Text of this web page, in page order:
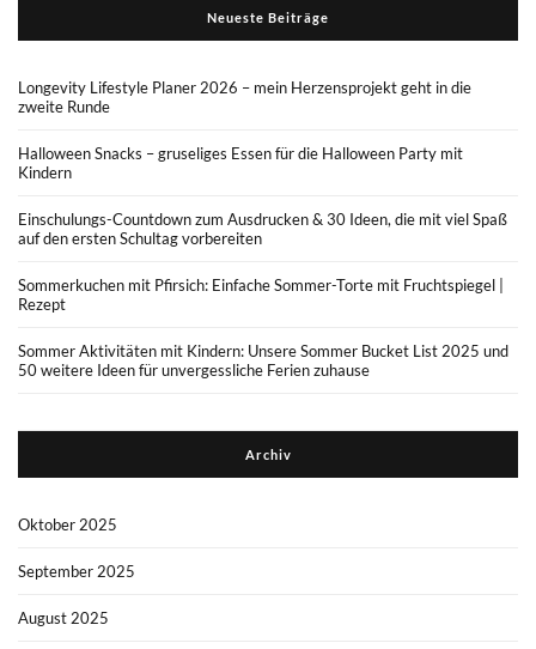
Neueste Beiträge
Longevity Lifestyle Planer 2026 – mein Herzensprojekt geht in die
zweite Runde
Halloween Snacks – gruseliges Essen für die Halloween Party mit
Kindern
Einschulungs-Countdown zum Ausdrucken & 30 Ideen, die mit viel Spaß
auf den ersten Schultag vorbereiten
Sommerkuchen mit Pfirsich: Einfache Sommer-Torte mit Fruchtspiegel |
Rezept
Sommer Aktivitäten mit Kindern: Unsere Sommer Bucket List 2025 und
50 weitere Ideen für unvergessliche Ferien zuhause
Archiv
Oktober 2025
September 2025
August 2025